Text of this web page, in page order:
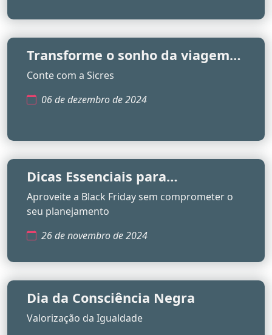
Transforme o sonho da viagem
em realidade
Conte com a Sicres
06 de dezembro de 2024
Dicas Essenciais para
Economizar na Black Friday
Aproveite a Black Friday sem comprometer o
seu planejamento
26 de novembro de 2024
Dia da Consciência Negra
Valorização da Igualdade